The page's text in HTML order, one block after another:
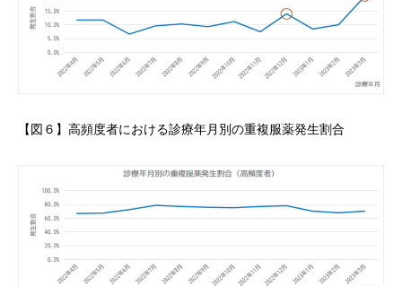
【図６】高頻度者における診療年月別の重複服薬発生割合